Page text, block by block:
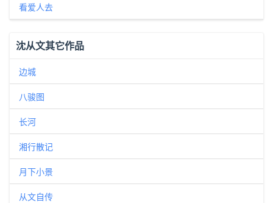
看爱人去
沈从文其它作品
边城
八骏图
长河
湘行散记
月下小景
从文自传